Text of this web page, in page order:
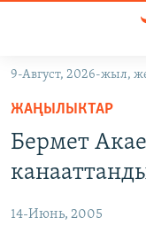
Навигацияга
өтүңүз
Издөөгө
салыңызКЫРГЫЗСТАН
ЭКОНОМИКА
ДҮЙНӨ
БОРБОР АЗИЯ
АТАЙЫН ИЛИКТӨӨ
9-Август, 2026-жыл,
ЖАҢЫЛЫКТАР
Бермет
14-Июнь, 2005